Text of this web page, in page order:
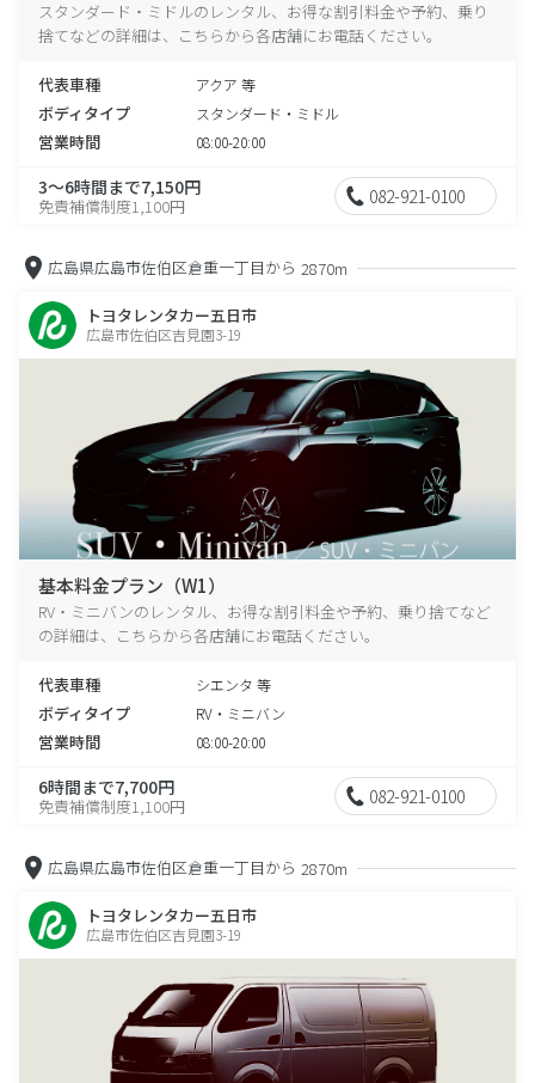
スタンダード・ミドルのレンタル、お得な割引料金や予約、乗り
捨てなどの詳細は、こちらから各店舗にお電話ください。
代表車種 アクア 等
ボディタイプ スタンダード・ミドル
営業時間 08:00-20:00
3～6時間まで7,150円
免責補償制度1,100円 082-921-0100
広島県広島市佐伯区倉重一丁目から 2870m
トヨタレンタカー五日市
広島市佐伯区吉見園3-19
基本料金プラン（W1）
RV・ミニバンのレンタル、お得な割引料金や予約、乗り捨てなど
の詳細は、こちらから各店舗にお電話ください。
代表車種 シエンタ 等
ボディタイプ RV・ミニバン
営業時間 08:00-20:00
6時間まで7,700円
免責補償制度1,100円 082-921-0100
広島県広島市佐伯区倉重一丁目から 2870m
トヨタレンタカー五日市
広島市佐伯区吉見園3-19